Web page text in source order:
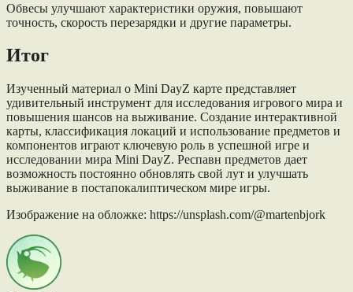
Обвесы улучшают характеристики оружия, повышают
точность, скорость перезарядки и другие параметры.
Итог
Изученный материал о Mini DayZ карте представляет
удивительный инструмент для исследования игрового мира и
повышения шансов на выживание. Создание интерактивной
карты, классификация локаций и использование предметов и
компонентов играют ключевую роль в успешной игре и
исследовании мира Mini DayZ. Респавн предметов дает
возможность постоянно обновлять свой лут и улучшать
выживание в постапокалиптическом мире игры.
Изображение на обложке: https://unsplash.com/@martenbjork